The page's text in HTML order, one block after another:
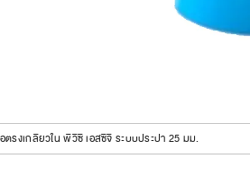
ตรงเกลียวใน พีวีซี เอสซีจี ระบบประปา 25 มม.